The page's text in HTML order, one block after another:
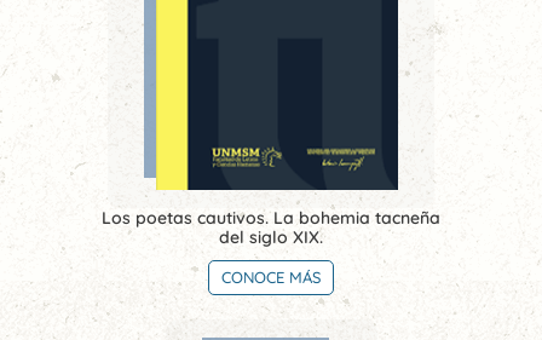
Los poetas cautivos. La bohemia tacneña
del siglo XIX.
CONOCE MÁS